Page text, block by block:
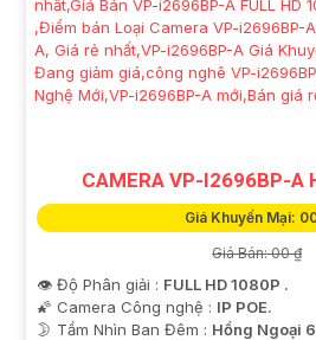
CAMERA VP-I2696BP-A
Giá Khuyến Mại:
Giá Bán: 00 ₫
👁 Độ Phân giải : FULL HD 1080P .
🌠 Camera Công nghệ : IP POE.
🌛 Tầm Nhìn Ban Đêm : Hồng Ngoại